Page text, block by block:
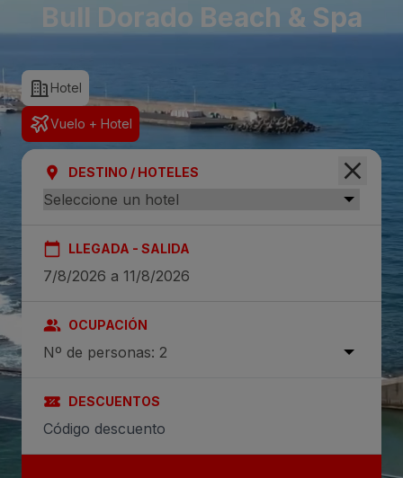
Bull Dorado Beach & Spa
Hotel
Vuelo + Hotel
DESTINO / HOTELES
LLEGADA - SALIDA
OCUPACIÓN
Nº de personas: 2
DESCUENTOS